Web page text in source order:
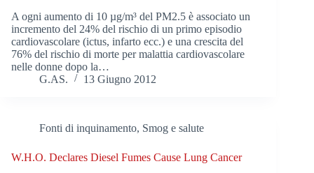
A ogni aumento di 10 µg/m³ del PM2.5 è associato un
incremento del 24% del rischio di un primo episodio
cardiovascolare (ictus, infarto ecc.) e una crescita del
76% del rischio di morte per malattia cardiovascolare
nelle donne dopo la…
G.AS.
13 Giugno 2012
Fonti di inquinamento, Smog e salute
W.H.O. Declares Diesel Fumes Cause Lung Cancer